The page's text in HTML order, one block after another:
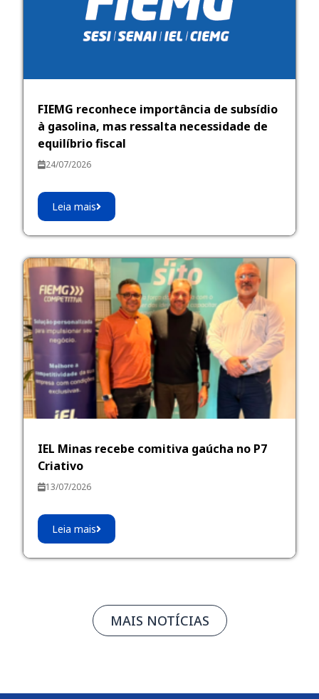
FIEMG reconhece importância de subsídio
à gasolina, mas ressalta necessidade de
equilíbrio fiscal
24/07/2026
Leia mais
IEL Minas recebe comitiva gaúcha no P7
Criativo
13/07/2026
Leia mais
MAIS NOTÍCIAS